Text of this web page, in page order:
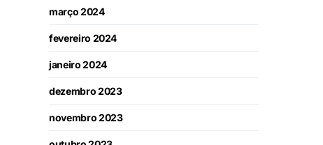
março 2024
fevereiro 2024
janeiro 2024
dezembro 2023
novembro 2023